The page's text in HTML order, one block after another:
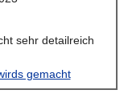
sehr detailreich
gemacht